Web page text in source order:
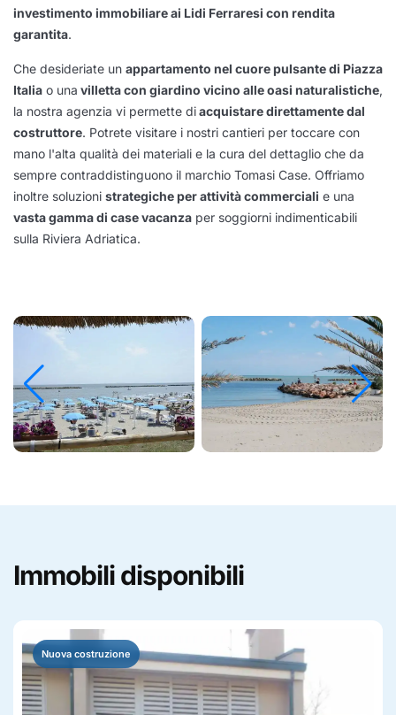
investimento immobiliare ai Lidi Ferraresi con rendita
garantita.
Che desideriate un appartamento nel cuore pulsante di Piazza
Italia o una villetta con giardino vicino alle oasi naturalistiche,
la nostra agenzia vi permette diacquistare direttamente dal
costruttore. Potrete visitare i nostri cantieri per toccare con
mano l'alta qualità dei materiali e la cura del dettaglio che da
sempre contraddistinguono il marchio Tomasi Case. Offriamo
inoltre soluzioni strategiche per attività commerciali e una
vasta gamma di case vacanza per soggiorni indimenticabili
sulla Riviera Adriatica.
Immobili disponibili
Nuova costruzione